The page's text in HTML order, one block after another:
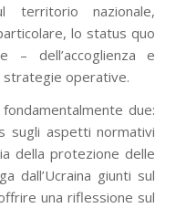
territorio nazionale,
lo status quo
– dell’accoglienza e
strategie operative.
due:
sugli aspetti normativi
della protezione delle
dall’Ucraina giunti sul
una riflessione sul